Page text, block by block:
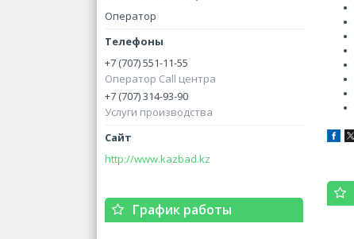
Оператор
+7 (707) 551-11-55
Оператор Call центра
+7 (707) 314-93-90
Услуги производства
http://www.kazbad.kz
График работы